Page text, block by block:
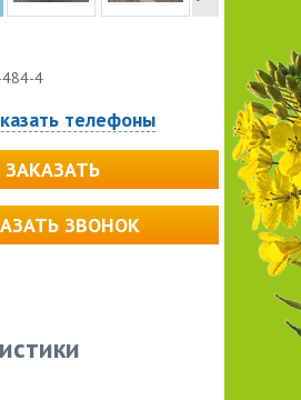
4
телефоны
ЗАКАЗАТЬ
ЗВОНОК